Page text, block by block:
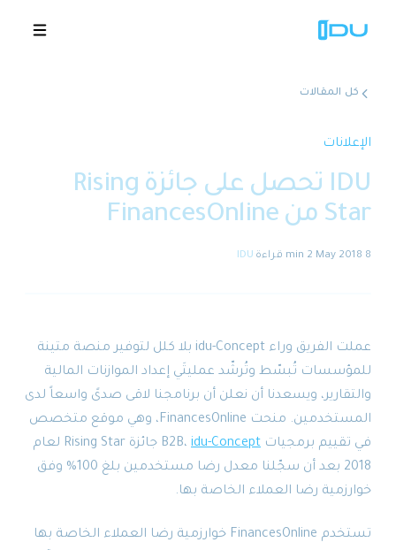
الحلول
المنصة
🇸🇦 عروض توضيحية
كل المقالات
الإعلانات
IDU تحصل على جائزة Rising
Star من FinancesOnline
8 May 2018
2 min قراءة IDU
عملت الفريق وراء idu-Concept بلا كلل لتوفير منصة متينة
للمؤسسات تُبسّط وتُرشّد عمليتَي إعداد الموازنات المالية
والتقارير، ويسعدنا أن نعلن أن برنامجنا لاقى صدىً واسعاً لدى
المستخدمين. منحت FinancesOnline، وهي موقع متخصص
في تقييم برمجيات B2B، idu-Concept
جائزة Rising Star لعام
2018 بعد أن سجّلنا معدل رضا مستخدمين بلغ 100% وفق
خوارزمية رضا العملاء الخاصة بها.
تستخدم FinancesOnline خوارزمية رضا العملاء الخاصة بها